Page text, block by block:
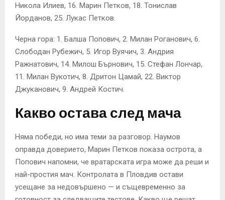
Никола Илиев, 16. Марин Петков, 18. Тонислав
Йорданов, 25. Лукас Петков.
Черна гора: 1. Балша Попович, 2. Милан Роганович, 6.
Слободан Рубежич, 5. Игор Вуячич, 3. Андрия
Ражнатович, 14. Милош Бърнович, 15. Стефан Лончар,
11. Милан Вукотич, 8. Дритон Цамай, 22. Виктор
Джуканович, 9. Андрей Костич.
Какво остава след мача
Няма победи, но има теми за разговор. Наумов
оправда доверието, Марин Петков показа острота, а
Попович напомни, че вратарската игра може да реши и
най-простия мач. Контролата в Пловдив остави
усещане за недовършено — и същевременно за